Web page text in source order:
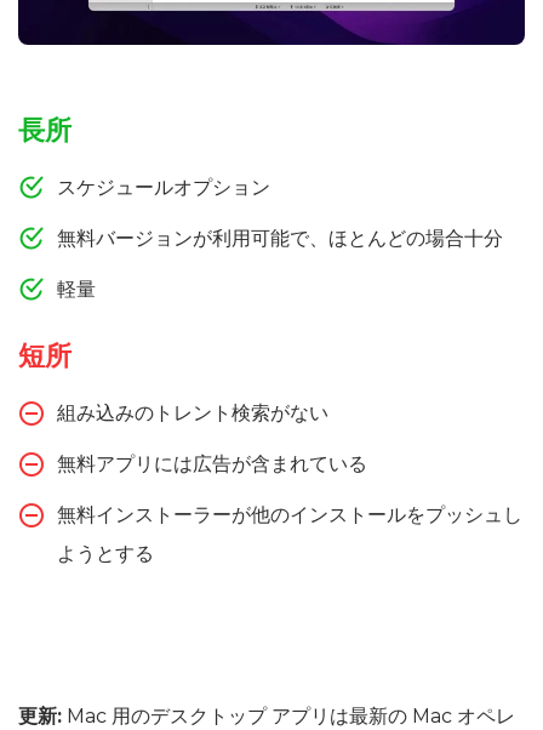
長所
スケジュールオプション
無料バージョンが利用可能で、ほとんどの場合十分
軽量
短所
組み込みのトレント検索がない
無料アプリには広告が含まれている
無料インストーラーが他のインストールをプッシュし
ようとする
更新: Mac 用のデスクトップ アプリは最新の Mac オペレ